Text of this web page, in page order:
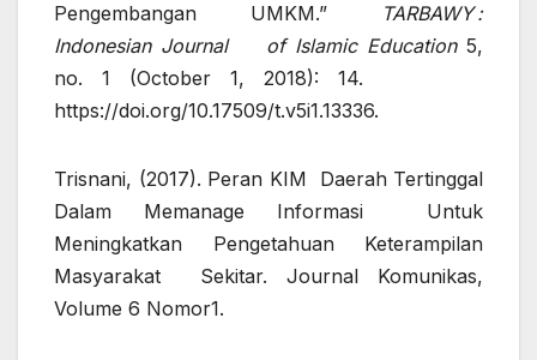
Pengembangan UMKM.”
TARBAWY :
Indonesian Journal of Islamic Education5,
no. 1 (October 1, 2018): 14.
https://doi.org/10.17509/t.v5i1.13336.
Trisnani, (2017). Peran KIM Daerah Tertinggal
Dalam Memanage Informasi Untuk
Meningkatkan Pengetahuan Keterampilan
Masyarakat Sekitar. Journal Komunikas,
Volume 6 Nomor1.